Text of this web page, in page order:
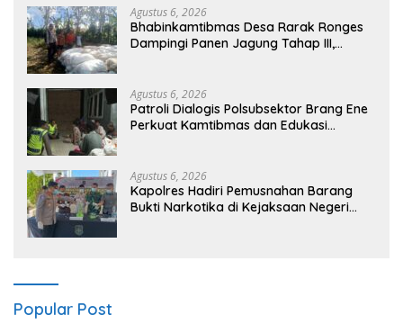
Agustus 6, 2026
Bhabinkamtibmas Desa Rarak Ronges
Dampingi Panen Jagung Tahap III,
Agustus 6, 2026
Patroli Dialogis Polsubsektor Brang Ene
Perkuat Kamtibmas dan Edukasi
Agustus 6, 2026
Kapolres Hadiri Pemusnahan Barang
Bukti Narkotika di Kejaksaan Negeri
Popular Post